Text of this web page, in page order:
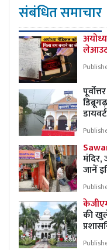
संबंधित समाचार
मंदिर,
जानें
की